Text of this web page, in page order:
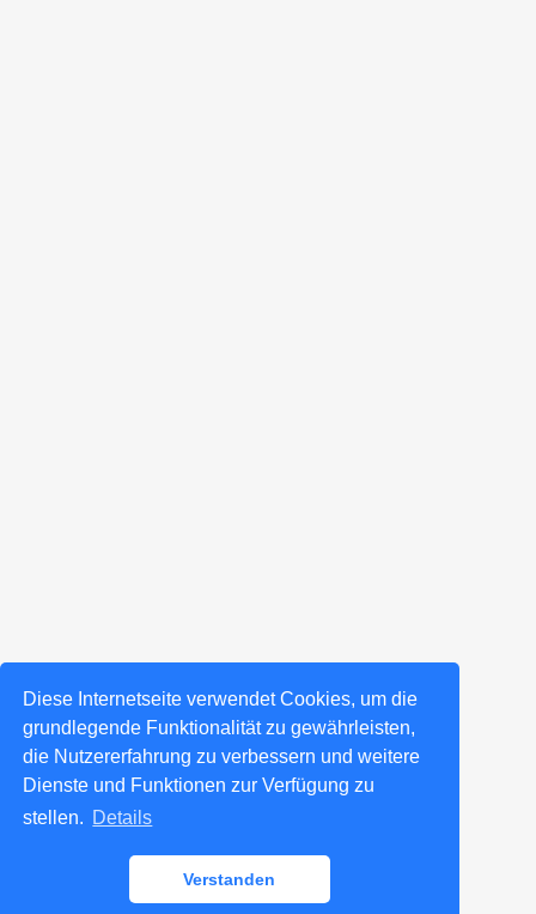
Diese Internetseite verwendet Cookies, um die
grundlegende Funktionalität zu gewährleisten,
die Nutzererfahrung zu verbessern und weitere
Dienste und Funktionen zur Verfügung zu
stellen. Details
Verstanden